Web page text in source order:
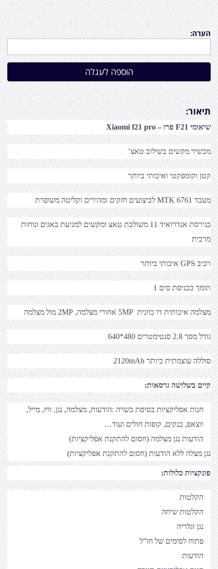
הערה:
תיאור:
שיאומי F21 פרו – Xiaomi f21 pro
מכשיר מקשים בשילוב טאצ’
קטן וקומפקטי ואיכותי ביותר
מעבד MTK 6761 לביצועים חזקים ומהירים וקליטה משופרת
בגירסת אנדרואיד 11 משולבת טאצ ומקשים למניעת באגים ונוחות
מרבית
רכיב GPS איכותי ביותר
תומך בכניסת סים 1
מצלמה איכותית דו כוונית 5MP אחורי מצלמה, 2MP מול מצלמה
גודל מסך 2.8 סנטימטרים 480*640
סוללה עוצמתית ביותר 2120mAh
קיים בשלושה גרסאות:
חנות אפליקציות בסיסת כשרה :הודעות, מצלמה, נגן, וויז, מייל,
ווצאפ, בנקים, קופות חולים ועוד…
הודעות נגן מצלמה (חסום להתקנת אפליקציות)
נגן מצלה ללא הודעות (חסום להתקנת אפליקציות)
פונקציות כלולות:
הקלטות
הקלטות שיחה
נגן וגלריה
פתוח לסימים של חו”ל
הודעות